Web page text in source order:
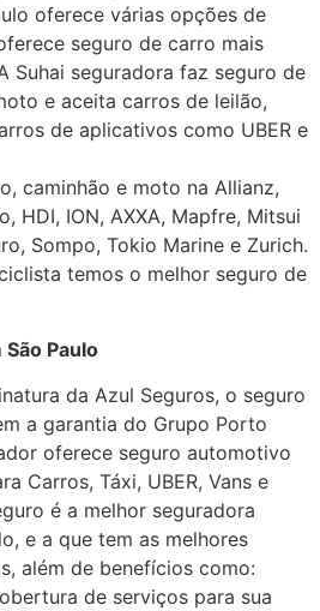
oferece várias opções de
seguro de carro mais
Suhai seguradora faz seguro de
e aceita carros de leilão,
de aplicativos como UBER e
caminhão e moto na Allianz,
HDI, ION, AXXA, Mapfre, Mitsui
Sompo, Tokio Marine e Zurich.
temos o melhor seguro de
Paulo
da Azul Seguros, o seguro
a garantia do Grupo Porto
oferece seguro automotivo
Carros, Táxi, UBER, Vans e
é a melhor seguradora
e a que tem as melhores
além de benefícios como:
de serviços para sua